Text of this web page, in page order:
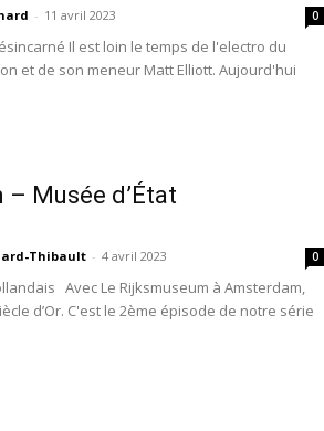
- 11 avril 2023 0
Il est loin le temps de l'electro du
et de son meneur Matt Elliott. Aujourd'hui
– Musée d’État
Thibault - 4 avril 2023 0
Avec Le Rijksmuseum à Amsterdam,
d’Or. C'est le 2ème épisode de notre série